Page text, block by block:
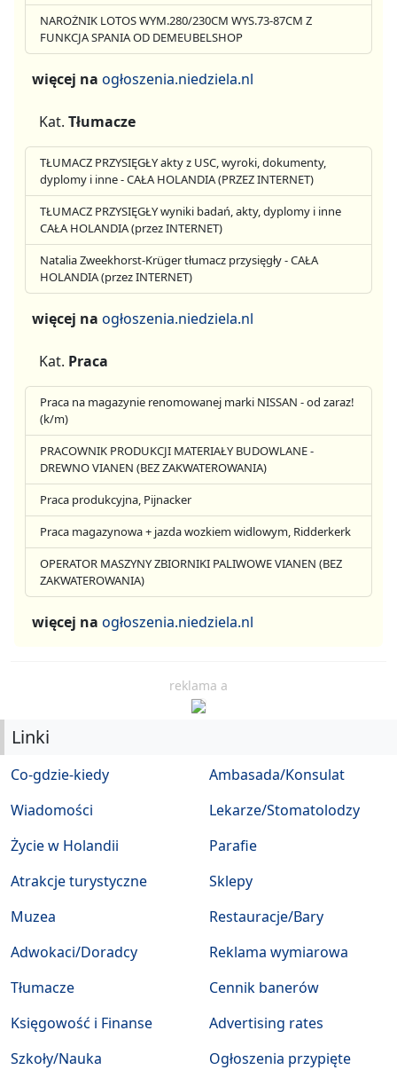
NAROŻNIK LOTOS WYM.280/230CM WYS.73-87CM Z
FUNKCJA SPANIA OD DEMEUBELSHOP
więcej na ogłoszenia.niedziela.nl
Kat. Tłumacze
TŁUMACZ PRZYSIĘGŁY akty z USC, wyroki, dokumenty,
dyplomy i inne - CAŁA HOLANDIA (PRZEZ INTERNET)
TŁUMACZ PRZYSIĘGŁY wyniki badań, akty, dyplomy i inne
CAŁA HOLANDIA (przez INTERNET)
Natalia Zweekhorst-Krüger tłumacz przysięgły - CAŁA
HOLANDIA (przez INTERNET)
więcej na ogłoszenia.niedziela.nl
Kat. Praca
Praca na magazynie renomowanej marki NISSAN - od zaraz!
(k/m)
PRACOWNIK PRODUKCJI MATERIAŁY BUDOWLANE -
DREWNO VIANEN (BEZ ZAKWATEROWANIA)
Praca produkcyjna, Pijnacker
Praca magazynowa + jazda wozkiem widlowym, Ridderkerk
OPERATOR MASZYNY ZBIORNIKI PALIWOWE VIANEN (BEZ
ZAKWATEROWANIA)
więcej na ogłoszenia.niedziela.nl
reklama a
Linki
Co-gdzie-kiedy
Wiadomości
Życie w Holandii
Atrakcje turystyczne
Muzea
Ambasada/Konsulat
Lekarze/Stomatolodzy
Parafie
Sklepy
Restauracje/Bary
Adwokaci/Doradcy
Tłumacze
Księgowość i Finanse
Szkoły/Nauka
Reklama wymiarowa
Cennik banerów
Advertising rates
Ogłoszenia przypięte